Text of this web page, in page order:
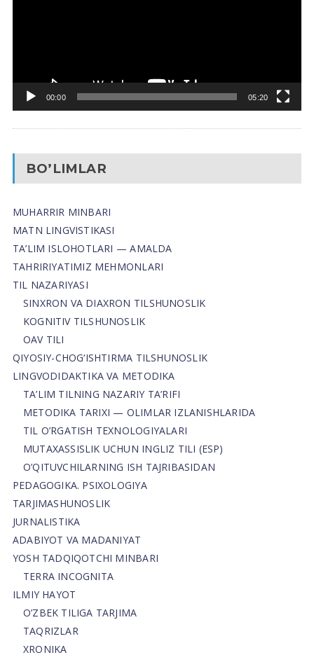
00:00 05:20
BO’LIMLAR
MUHARRIR MINBARI
MATN LINGVISTIKASI
TA’LIM ISLOHOTLARI — AMALDA
TAHRIRIYATIMIZ MEHMONLARI
TIL NAZARIYASI
SINXRON VA DIAXRON TILSHUNOSLIK
KOGNITIV TILSHUNOSLIK
OAV TILI
QIYOSIY-CHOG‘ISHTIRMA TILSHUNOSLIK
LINGVODIDAKTIKA VA METODIKA
TA’LIM TILNING NAZARIY TA’RIFI
METODIKA TARIXI — OLIMLAR IZLANISHLARIDA
TIL O’RGATISH TEXNOLOGIYALARI
MUTAXASSISLIK UCHUN INGLIZ TILI (ESP)
O’QITUVCHILARNING ISH TAJRIBASIDAN
PEDAGOGIKA. PSIXOLOGIYA
TARJIMASHUNOSLIK
JURNALISTIKA
ADABIYOT VA MADANIYAT
YOSH TADQIQOTCHI MINBARI
TERRA INCOGNITA
ILMIY HAYOT
O’ZBEK TILIGA TARJIMA
TAQRIZLAR
XRONIKA